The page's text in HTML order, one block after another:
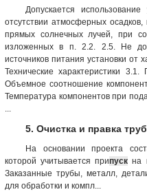
Допускается
отсутствии атмосферных
прямых солнечных лучей, при
изложенных в п. 2.2. 2.5. Не до
источников питания установки от
Технические характеристики
Объемное соотношение
Температура компонентов при
5. Очистка и правка труб
На основании проекта
которой учитывается припуск на
Заказанные трубы, металл,
для обработки и компл...